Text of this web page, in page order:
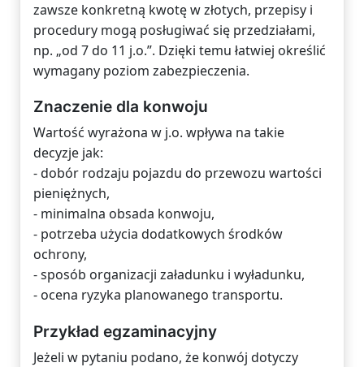
zawsze konkretną kwotę w złotych, przepisy i
procedury mogą posługiwać się przedziałami,
np. „od 7 do 11 j.o.”. Dzięki temu łatwiej określić
wymagany poziom zabezpieczenia.
Znaczenie dla konwoju
Wartość wyrażona w j.o. wpływa na takie
decyzje jak:
- dobór rodzaju pojazdu do przewozu wartości
pieniężnych,
- minimalna obsada konwoju,
- potrzeba użycia dodatkowych środków
ochrony,
- sposób organizacji załadunku i wyładunku,
- ocena ryzyka planowanego transportu.
Przykład egzaminacyjny
Jeżeli w pytaniu podano, że konwój dotyczy